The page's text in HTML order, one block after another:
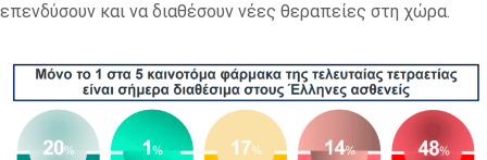
επενδύσουν και να διαθέσουν νέες θεραπείες στη χώρα.